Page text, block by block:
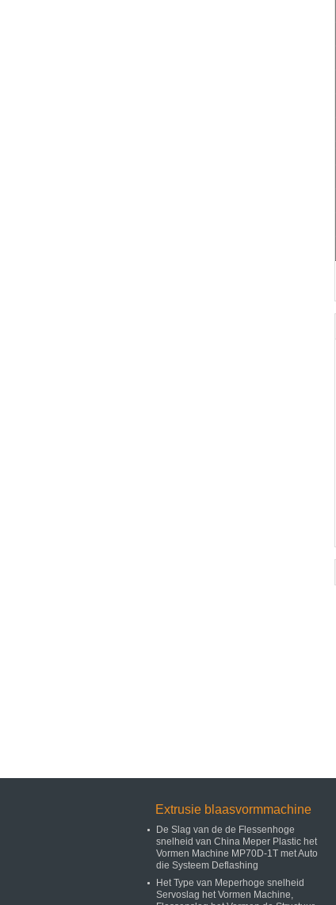
Extrusie blaasvormmachine
De Slag van de de Flessenhoge
snelheid van China Meper Plastic het
Vormen Machine MP70D-1T met Auto
die Systeem Deflashing
Het Type van Meperhoge snelheid
Servoslag het Vormen Machine,